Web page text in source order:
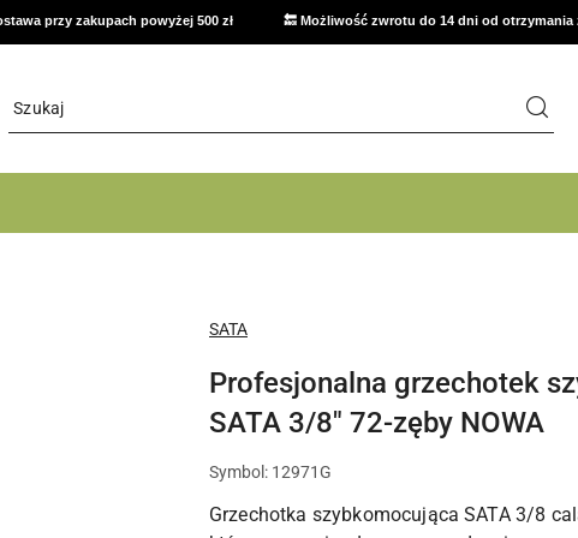
przy zakupach powyżej 500 zł 🔙 Możliwość zwrotu do 14 dni od otrzymania
NAZWA
PRODUCENTA:
SATA
Profesjonalna grzechotek
SATA 3/8" 72-zęby NOWA
Symbol: 12971G
Grzechotka szybkomocująca SATA 3/8